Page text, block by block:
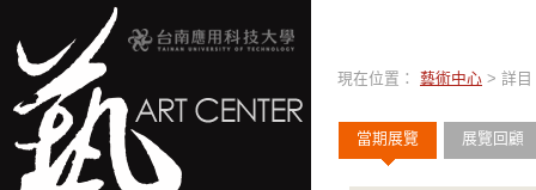
現在位置： 藝術中心 > 詳目
當期展覽 展覽回顧